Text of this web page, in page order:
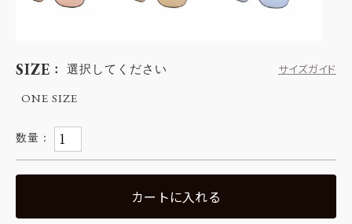
SIZE 選択してください
サイズガイド
ONE SIZE
カートに入れる